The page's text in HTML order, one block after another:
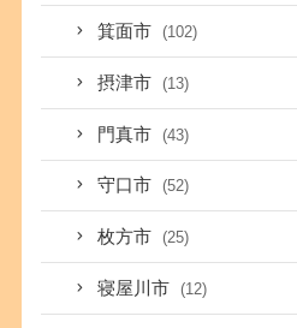
箕面市 (102)
摂津市 (13)
門真市 (43)
守口市 (52)
枚方市 (25)
寝屋川市 (12)